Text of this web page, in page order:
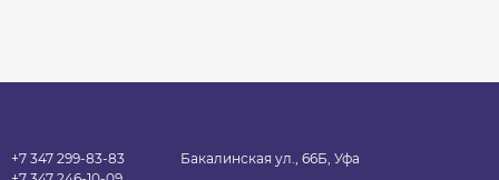
+7 347 299-83-83
Бакалинская ул., 66Б, Уфа